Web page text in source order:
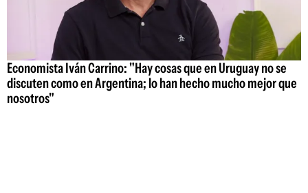
Economista Iván Carrino: "Hay cosas que en Uruguay no se
discuten como en Argentina; lo han hecho mucho mejor que
nosotros"